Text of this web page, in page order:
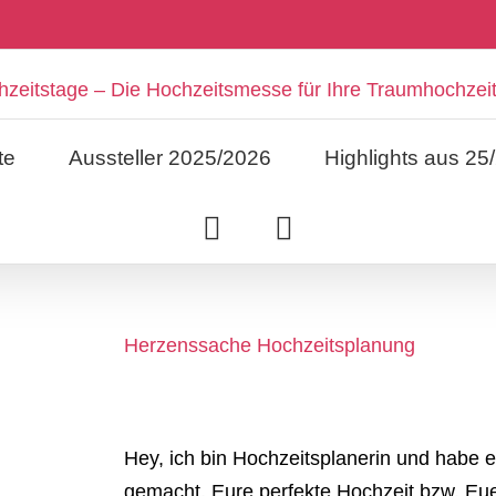
Aussteller 2025/2026 Highlights aus
Herzenssache Hochzeitsplanung
Hey, ich bin Hochzeitsplanerin und habe
gemacht, Eure perfekte Hochzeit bzw.